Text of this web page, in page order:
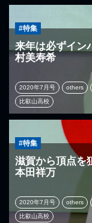
#特集
来年は必ずイ
村美寿希
2020年7月号 others
比叡山高校
#特集
滋賀から頂点を
本田祥万
2020年7月号 others
比叡山高校